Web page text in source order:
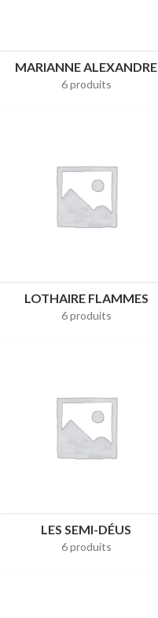
MARIANNE ALEXANDRE
6 produits
LOTHAIRE FLAMMES
6 produits
LES SEMI-DÉUS
6 produits